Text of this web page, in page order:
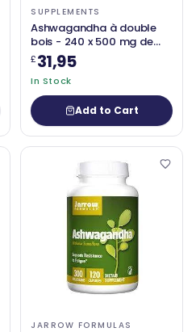
SUPPLEMENTS
Ashwagandha à double
bois - 240 x 500 mg de
capsules
£31,95
In Stock
Add to Cart
JARROW FORMULAS